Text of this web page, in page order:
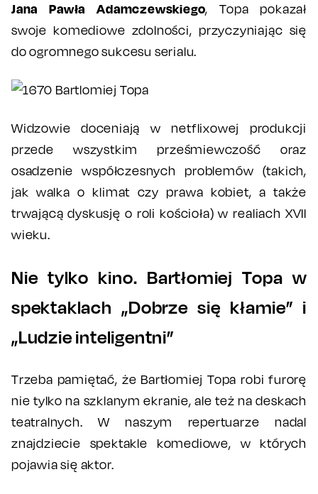
Jana Pawła Adamczewskiego, Topa pokazał
swoje komediowe zdolności, przyczyniając się
do ogromnego sukcesu serialu.
Widzowie doceniają w netflixowej produkcji
przede wszystkim prześmiewczość oraz
osadzenie współczesnych problemów (takich,
jak walka o klimat czy prawa kobiet, a także
trwającą dyskusję o roli kościoła) w realiach XVII
wieku.
Nie tylko kino. Bartłomiej Topa w
spektaklach „Dobrze się kłamie” i
„Ludzie inteligentni”
Trzeba pamiętać, że Bartłomiej Topa robi furorę
nie tylko na szklanym ekranie, ale też na deskach
teatralnych. W naszym repertuarze nadal
znajdziecie spektakle komediowe, w których
pojawia się aktor.